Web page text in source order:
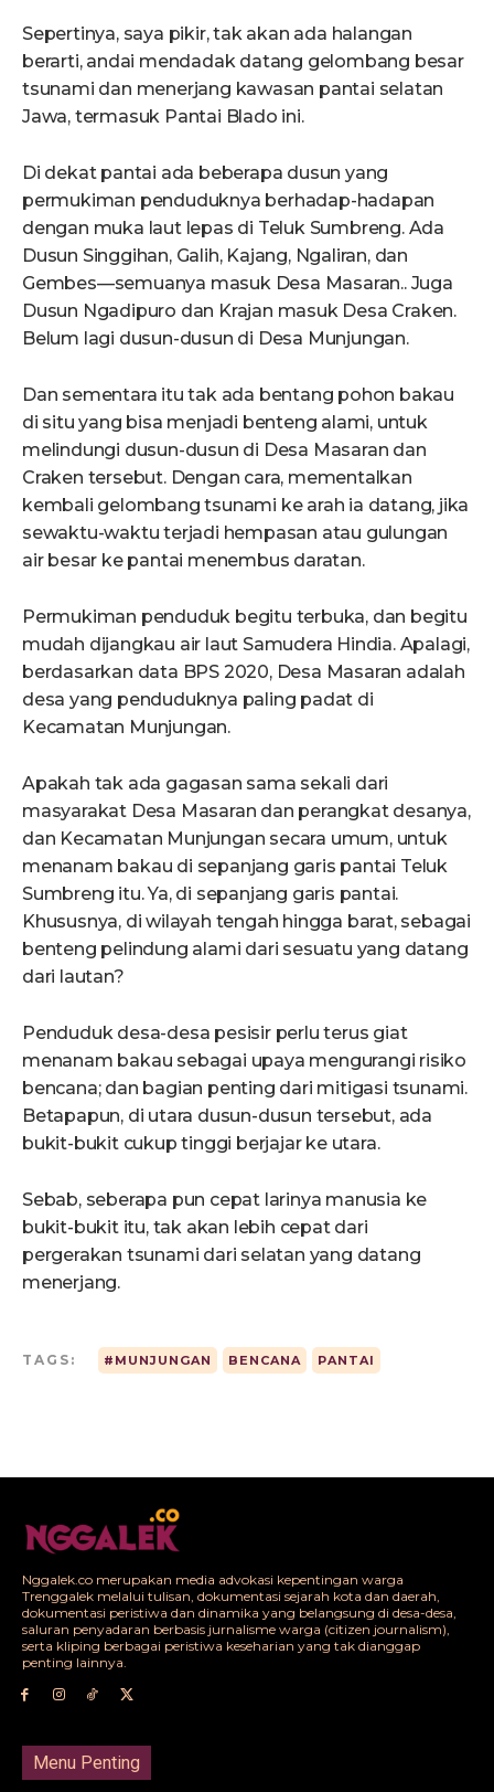
Sepertinya, saya pikir, tak akan ada halangan
berarti, andai mendadak datang gelombang besar
tsunami dan menerjang kawasan pantai selatan
Jawa, termasuk Pantai Blado ini.
Di dekat pantai ada beberapa dusun yang
permukiman penduduknya berhadap-hadapan
dengan muka laut lepas di Teluk Sumbreng. Ada
Dusun Singgihan, Galih, Kajang, Ngaliran, dan
Gembes—semuanya masuk Desa Masaran.. Juga
Dusun Ngadipuro dan Krajan masuk Desa Craken.
Belum lagi dusun-dusun di Desa Munjungan.
Dan sementara itu tak ada bentang pohon bakau
di situ yang bisa menjadi benteng alami, untuk
melindungi dusun-dusun di Desa Masaran dan
Craken tersebut. Dengan cara, mementalkan
kembali gelombang tsunami ke arah ia datang, jika
sewaktu-waktu terjadi hempasan atau gulungan
air besar ke pantai menembus daratan.
Permukiman penduduk begitu terbuka, dan begitu
mudah dijangkau air laut Samudera Hindia. Apalagi,
berdasarkan data BPS 2020, Desa Masaran adalah
desa yang penduduknya paling padat di
Kecamatan Munjungan.
Apakah tak ada gagasan sama sekali dari
masyarakat Desa Masaran dan perangkat desanya,
dan Kecamatan Munjungan secara umum, untuk
menanam bakau di sepanjang garis pantai Teluk
Sumbreng itu. Ya, di sepanjang garis pantai.
Khususnya, di wilayah tengah hingga barat, sebagai
benteng pelindung alami dari sesuatu yang datang
dari lautan?
Penduduk desa-desa pesisir perlu terus giat
menanam bakau sebagai upaya mengurangi risiko
bencana; dan bagian penting dari mitigasi tsunami.
Betapapun, di utara dusun-dusun tersebut, ada
bukit-bukit cukup tinggi berjajar ke utara.
Sebab, seberapa pun cepat larinya manusia ke
bukit-bukit itu, tak akan lebih cepat dari
pergerakan tsunami dari selatan yang datang
menerjang.
TAGS: #MUNJUNGAN BENCANA PANTAI
Nggalek.co merupakan media advokasi kepentingan warga
Trenggalek melalui tulisan, dokumentasi sejarah kota dan daerah,
dokumentasi peristiwa dan dinamika yang belangsung di desa-desa,
saluran penyadaran berbasis jurnalisme warga (citizen journalism),
serta kliping berbagai peristiwa keseharian yang tak dianggap
penting lainnya.
Menu Penting